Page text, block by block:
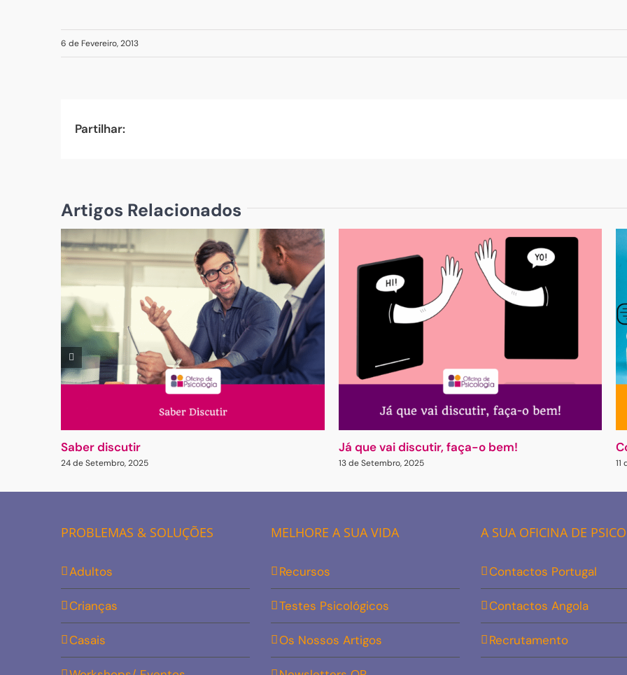
6 de Fevereiro, 2013
Partilhar:
Artigos Relacionados
Saber discutir
24 de Setembro, 2025
Já que vai discutir, faça-o bem!
13 de Setembro, 2025
PROBLEMAS & SOLUÇÕES
Adultos
Crianças
Casais
MELHORE A SUA VIDA
Recursos
Testes Psicológicos
Os Nossos Artigos
A SUA OFICINA DE
Contactos Portugal
Contactos Angola
Recrutamento